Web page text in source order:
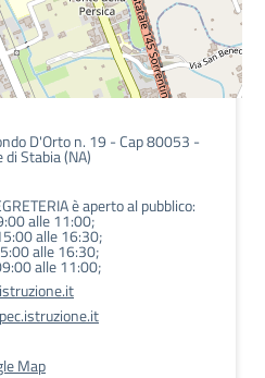
D'Orto n. 19 - Cap 80053 -
Stabia (NA)
è aperto al pubblico:
alle 11:00;
alle 16:30;
alle 16:30;
alle 11:00;
Map